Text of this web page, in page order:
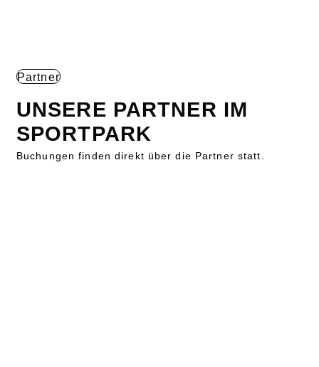
Partner
UNSERE PARTNER IM
SPORTPARK
Buchungen finden direkt über die Partner statt.